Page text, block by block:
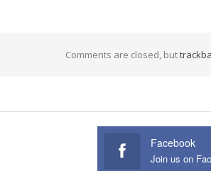
Comments are closed, but
Facebook
Join us on